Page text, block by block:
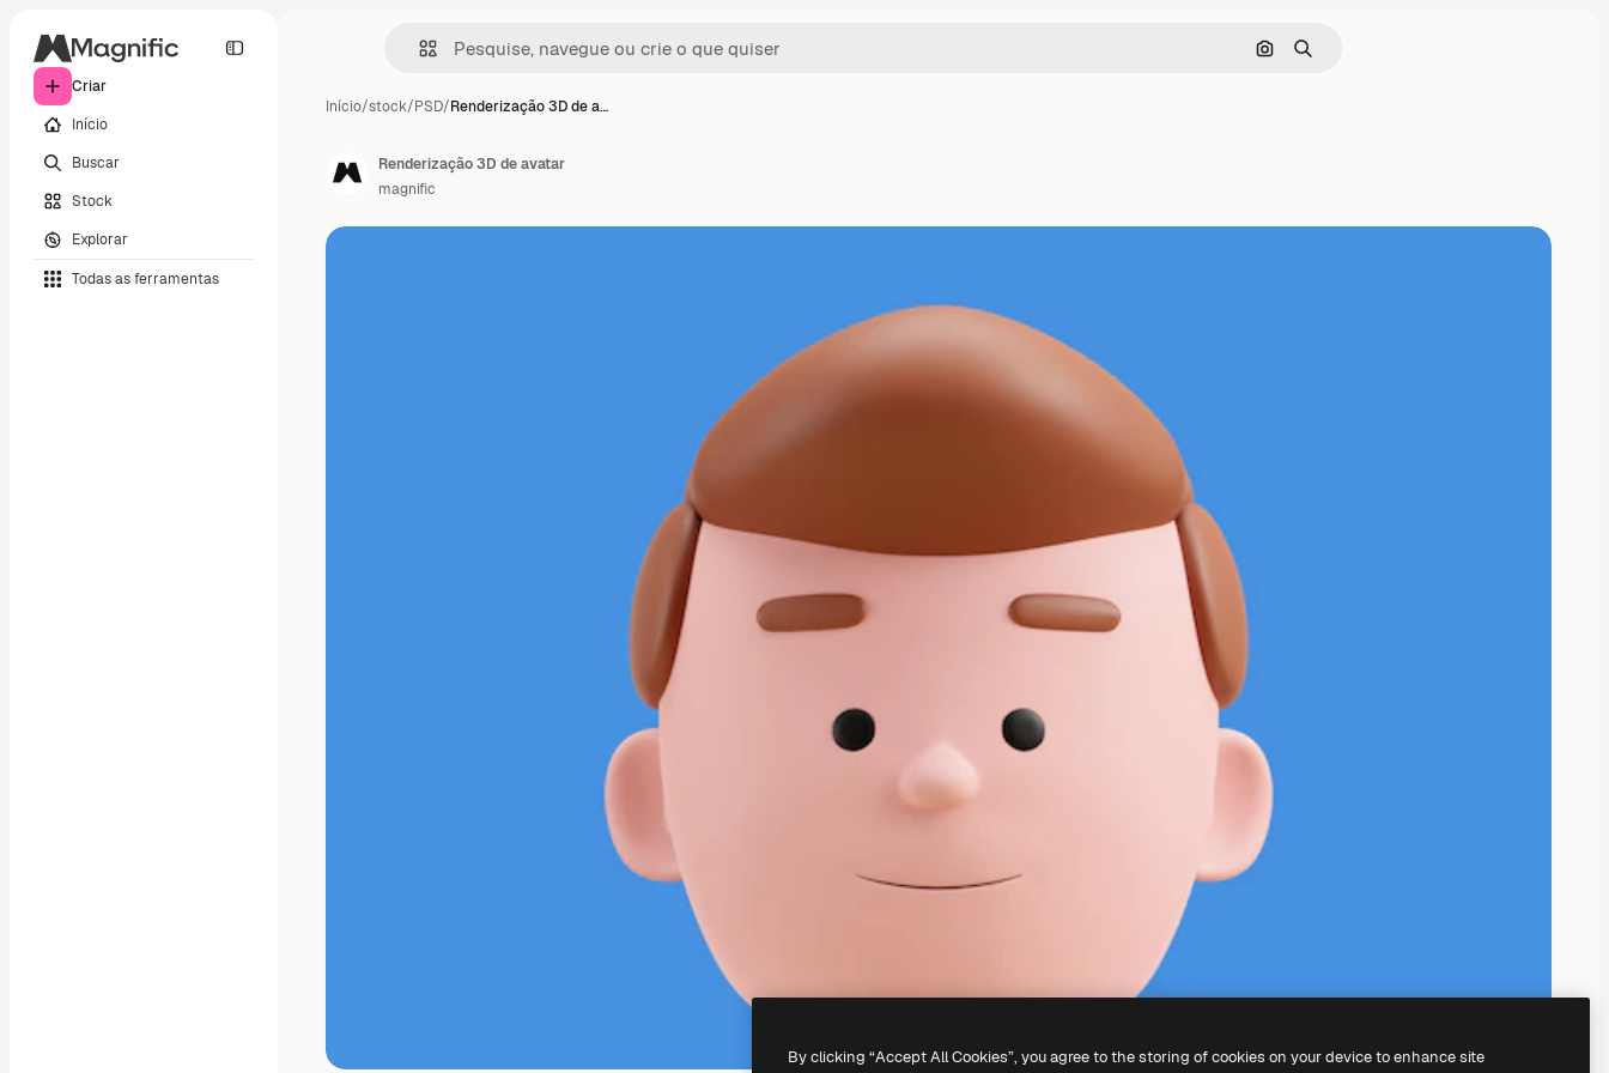
Criar
Início
Buscar
Stock
Explorar
Todas as ferramentas
Pesquisar por imagem
Buscar
Início/stock/PSD/Renderização 3D de a…
Renderização 3D de avatar
magnific
By clicking “Accept All Cookies”, you agree to the storing of cookies on your device to enhance site